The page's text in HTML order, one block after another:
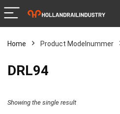
Home Product Modelnummer
‎DRL94
Showing the single result